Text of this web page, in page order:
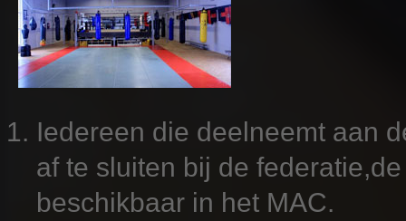
Iedereen die deelneemt aan
af te sluiten bij de
beschikbaar in het MAC.